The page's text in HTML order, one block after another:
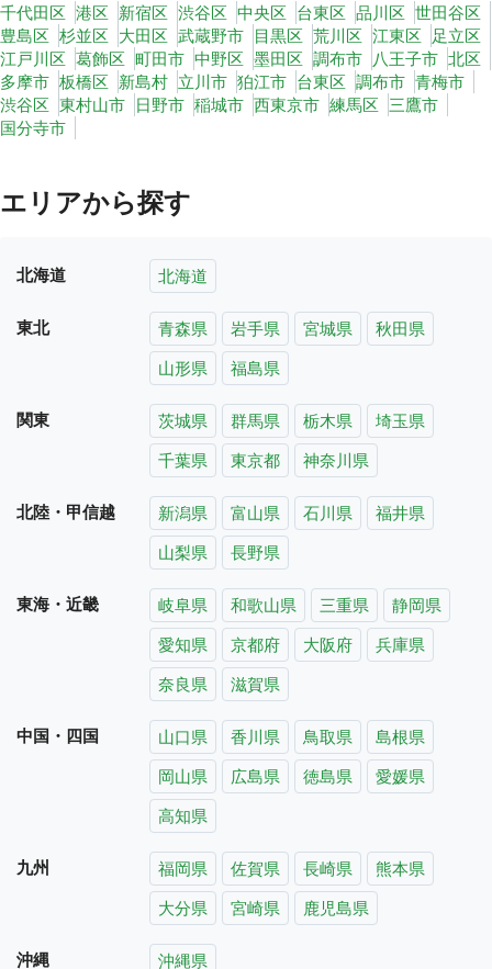
千代田区 港区 新宿区 渋谷区 中央区 台東区 品川区 世田谷区
豊島区 杉並区 大田区 武蔵野市 目黒区 荒川区 江東区 足立区
江戸川区 葛飾区 町田市 中野区 墨田区 調布市 八王子市 北区
多摩市 板橋区 新島村 立川市 狛江市 台東区 調布市 青梅市
渋谷区 東村山市 日野市 稲城市 西東京市 練馬区 三鷹市
国分寺市
エリアから探す
北海道 北海道
東北 青森県 岩手県 宮城県
秋田県
山形県
福島県
関東 茨城県 群馬県 栃木県
埼玉県
千葉県
東京都 神奈川県
北陸・甲信越 新潟県 富山県 石川県
福井県
山梨県
長野県
東海・近畿 岐阜県 和歌山県 三重県
静岡県
愛知県
京都府 大阪府
兵庫県
奈良県
滋賀県
中国・四国 山口県 香川県 鳥取県
島根県
岡山県
広島県 徳島県
愛媛県
高知県
九州 福岡県 佐賀県 長崎県
熊本県
大分県
宮崎県 鹿児島県
沖縄 沖縄県